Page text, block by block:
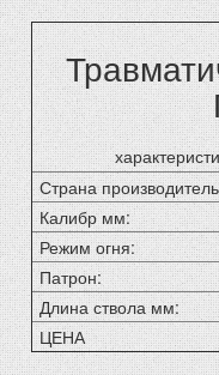
Страна
Калибр мм:
Режим огня:
Патрон:
Длина ствола мм:
ЦЕНА